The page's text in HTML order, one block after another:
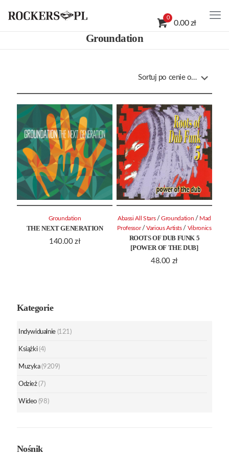
0
0.00 zł
Groundation
THE NEXT GENERATION
140.00 zł
Groundation
ROOTS OF DUB FUNK 5
[POWER OF THE DUB]
48.00 zł
Abassi All Stars /Groundation / Mad
Professor /Various Artists / Vibronics
Kategorie
Indywidualnie (121)
Książki (4)
Muzyka (9209)
Odzież (7)
Wideo (98)
Nośnik